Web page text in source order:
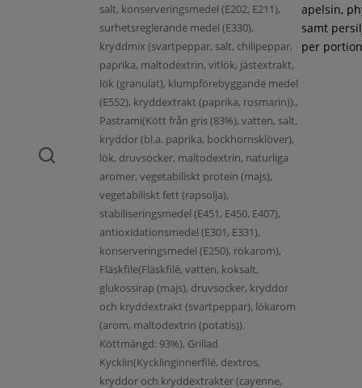
salt, konserveringsmedel (E202, E211),
surhetsreglerande medel (E330),
kryddmix (svartpeppar, salt, chilipeppar,
paprika, maltodextrin, vitlök, jästextrakt,
lök (granulat), klumpförebyggande medel
(E552), kryddextrakt (paprika, rosmarin)).,
Pastrami(Kött från gris (83%), vatten, salt,
kryddor (bl.a. paprika, bockhornsklöver),
lök, druvsocker, maltodextrin, naturliga
aromer, vegetabiliskt protein (majs),
vegetabiliskt fett (rapsolja),
stabiliseringsmedel (E451, E450, E407),
antioxidationsmedel (E301, E331),
konserveringsmedel (E250), rökarom),
Fläskfile(Fläskfilé, vatten, koksalt,
glukossirap (majs), druvsocker, kryddor
och kryddextrakt (svartpeppar), lökarom
(arom, maltodextrin (potatis)).
Köttmängd: 93%), Grillad
Kycklin(Kycklinginnerfilé, dextros,
kryddor och kryddextrakter (cayenne,
apelsin,
samt
per